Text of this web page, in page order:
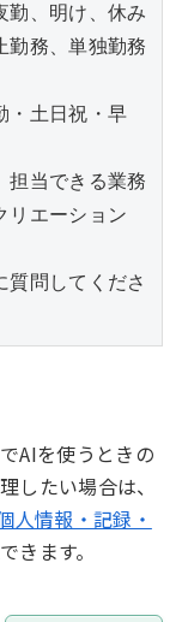
勤、明け、休み
勤務、単独勤務
・土日祝・早
担当できる業務
リエーション
質問してくださ
AIを使うときの
したい場合は、
人情報・記録・
きます。